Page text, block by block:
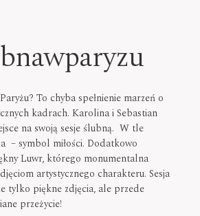
To chyba spełnienie marzeń o
kadrach. Karolina i Sebastian
na swoją sesje ślubną. W tle
– symbol miłości. Dodatkowo
Luwr, którego monumentalna
artystycznego charakteru. Sesja
tylko piękne zdjęcia, ale przede
przeżycie!